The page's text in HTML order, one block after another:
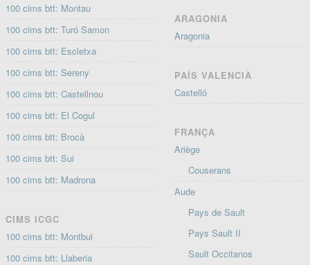
100 cims btt: Montau
100 cims btt: Turó Samon
100 cims btt: Escletxa
100 cims btt: Sereny
100 cims btt: Castellnou
100 cims btt: El Cogul
100 cims btt: Brocà
100 cims btt: Sui
100 cims btt: Madrona
CIMS ICGC
100 cims btt: Montbui
100 cims btt: Llaberia
ARAGONIA
Aragonia
PAÍS VALENCIÀ
Castelló
FRANÇA
Ariège
Couserans
Aude
Pays de Sault
Pays Sault II
Sault Occitanos